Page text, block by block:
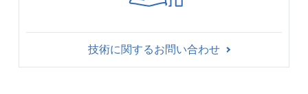
技術に関するお問い合わせ